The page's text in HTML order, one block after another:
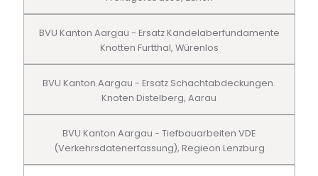
BVU Kanton Aargau - Ersatz Kandelaberfundamente
Knotten Furtthal, Würenlos
BVU Kanton Aargau - Ersatz Schachtabdeckungen.
Knoten Distelberg, Aarau
BVU Kanton Aargau - Tiefbauarbeiten VDE
(Verkehrsdatenerfassung), Regieon Lenzburg